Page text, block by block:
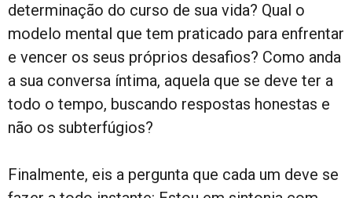
determinação do curso de sua vida? Qual o
modelo mental que tem praticado para enfrentar
e vencer os seus próprios desafios? Como anda
a sua conversa íntima, aquela que se deve ter a
todo o tempo, buscando respostas honestas e
não os subterfúgios?
Finalmente, eis a pergunta que cada um deve se